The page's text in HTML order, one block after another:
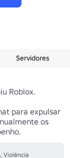
Servidores
Roblox.
para expulsar
os
Violência